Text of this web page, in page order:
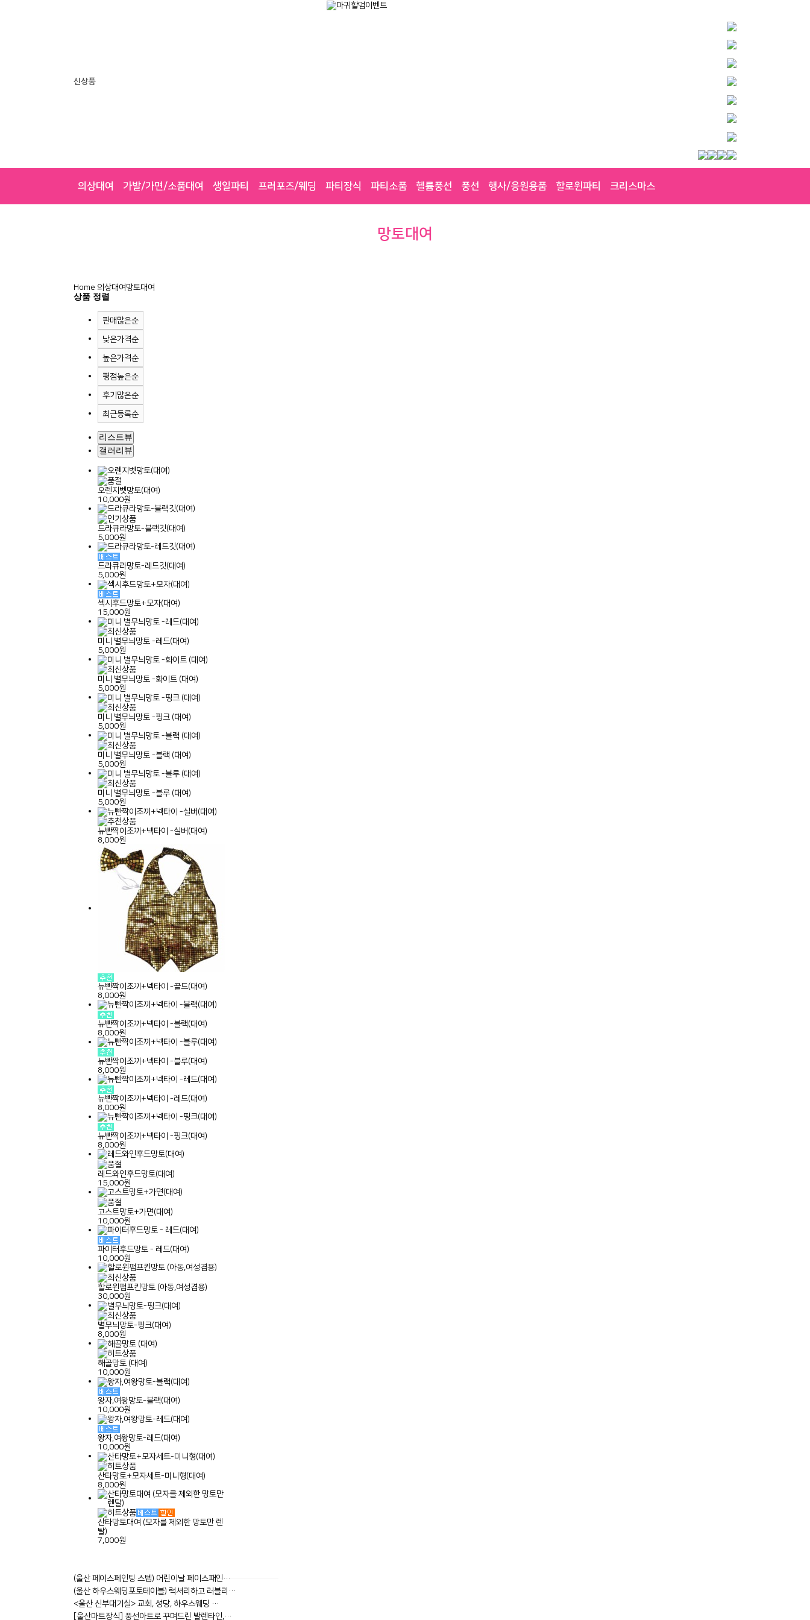
의상대여 가발/가면/소품대여 생일파티 프러포즈/웨딩 파티장식 파티소품 헬륨풍선 풍선 행사/응원용품 할로윈파티 크리스마스
망토대여
Home 의상대여 망토대여
상품 정렬
판매많은순
낮은가격순
높은가격순
평점높은순
후기많은순
최근등록순
리스트뷰
갤러리뷰
오렌지벳망토(대여)
10,000원
드라큐라망토-블랙깃(대여)
5,000원
드라큐라망토-레드깃(대여)
5,000원
섹시후드망토+모자(대여)
15,000원
미니 별무늬망토 -레드(대여)
5,000원
미니 별무늬망토 -화이트 (대여)
5,000원
미니 별무늬망토 -핑크 (대여)
5,000원
미니 별무늬망토 -블랙 (대여)
5,000원
미니 별무늬망토 -블루 (대여)
5,000원
뉴빤짝이조끼+넥타이 -실버(대여)
8,000원
뉴빤짝이조끼+넥타이 -골드(대여)
8,000원
뉴빤짝이조끼+넥타이 -블랙(대여)
8,000원
뉴빤짝이조끼+넥타이 -블루(대여)
8,000원
뉴빤짝이조끼+넥타이 -레드(대여)
8,000원
뉴빤짝이조끼+넥타이 -핑크(대여)
8,000원
레드와인후드망토(대여)
15,000원
고스트망토+가면(대여)
10,000원
파이터후드망토 - 레드(대여)
10,000원
할로윈펌프킨망토 (아동,여성겸용)
30,000원
별무늬망토-핑크(대여)
8,000원
해골망토 (대여)
10,000원
왕자,여왕망토-블랙(대여)
10,000원
왕자,여왕망토-레드(대여)
10,000원
산타망토+모자세트-미니형(대여)
8,000원
산타망토대여 (모자를 제외한 망토만 렌
탈)
7,000원
(울산 페이스페인팅 스텝) 어린이날 페이스패인…
(울산 하우스웨딩포토테이블) 럭셔리하고 러블리…
<울산 신부대기실> 교회, 성당, 하우스웨딩 …
[울산마트장식] 풍선아트로 꾸며드린 발렌타인,…